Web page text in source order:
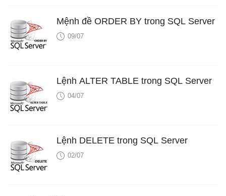
Mệnh đề ORDER BY trong SQL Server
09/07
Lệnh ALTER TABLE trong SQL Server
04/07
Lệnh DELETE trong SQL Server
02/07